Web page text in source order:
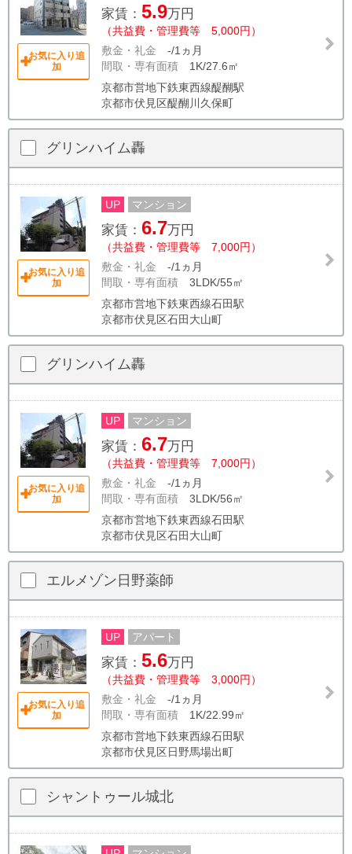
お気に入り追
加
家賃： 5.9万円
（共益費・管理費等 5,000円）
敷金・礼金 -/1ヵ月
間取・専有面積 1K/27.6㎡
京都市営地下鉄東西線醍醐駅
京都市伏見区醍醐川久保町
グリンハイム轟
お気に入り追
加
UP マンション
家賃： 6.7万円
（共益費・管理費等 7,000円）
敷金・礼金 -/1ヵ月
間取・専有面積 3LDK/55㎡
京都市営地下鉄東西線石田駅
京都市伏見区石田大山町
グリンハイム轟
お気に入り追
加
UP マンション
家賃： 6.7万円
（共益費・管理費等 7,000円）
敷金・礼金 -/1ヵ月
間取・専有面積 3LDK/56㎡
京都市営地下鉄東西線石田駅
京都市伏見区石田大山町
エルメゾン日野薬師
お気に入り追
加
UP アパート
家賃： 5.6万円
（共益費・管理費等 3,000円）
敷金・礼金 -/1ヵ月
間取・専有面積 1K/22.99㎡
京都市営地下鉄東西線石田駅
京都市伏見区日野馬場出町
シャントゥール城北